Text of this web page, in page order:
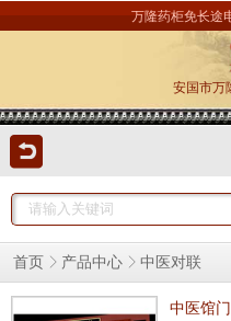
万隆药柜免长途
安国市万
首页 产品中心 中医对联
中医馆